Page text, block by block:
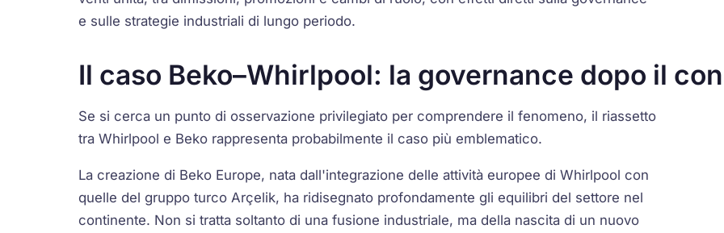
e sulle strategie industriali di lungo periodo.
Il caso Beko–Whirlpool: la governance dopo il
Se si cerca un punto di osservazione privilegiato per comprendere il fenomeno, il riassetto
tra Whirlpool e Beko rappresenta probabilmente il caso più emblematico.
La creazione di Beko Europe, nata dall'integrazione delle attività europee di Whirlpool con
quelle del gruppo turco Arçelik, ha ridisegnato profondamente gli equilibri del settore nel
continente. Non si tratta soltanto di una fusione industriale, ma della nascita di un nuovo